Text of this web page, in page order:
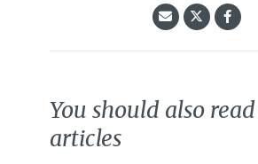
You should also
articles